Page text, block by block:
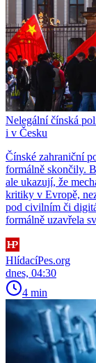
Nelegální čínská
i v Česku
Čínské zahraniční
formálně skončily.
ale ukazují, že
kritiky v Evropě,
pod civilním či
formálně uzavřela
HlídacíPes.org
dnes, 04:30
4 min